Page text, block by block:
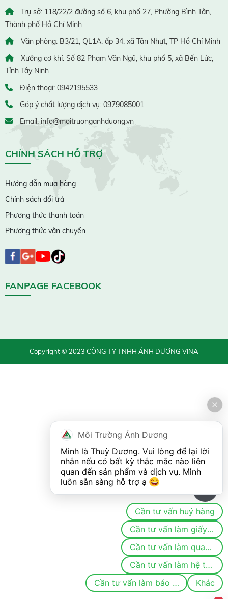
Trụ sở: 118/22/2 đường số 6, khu phố 27, Phường Bình Tân,
Thành phố Hồ Chí Minh
Văn phòng: B3/21, QL1A, ấp 34, xã Tân Nhựt, TP Hồ Chí Minh
Xưởng cơ khí: Số 82 Phạm Văn Ngũ, khu phố 5, xã Bến Lức,
Tỉnh Tây Ninh
Điện thoại: 0942195533
Góp ý chất lượng dịch vụ: 0979085001
Email: info@moitruonganhduong.vn
CHÍNH SÁCH HỖ TRỢ
Hướng dẫn mua hàng
Chính sách đổi trả
Phương thức thanh toán
Phương thức vận chuyển
FANPAGE FACEBOOK
Copyright © 2023 CÔNG TY TNHH ÁNH DƯƠNG VINA
Môi Trường Ánh Dương
Mình là Thuỳ Dương. Vui lòng để lại lời
nhắn nếu có bất kỳ thắc mắc nào liên
quan đến sản phẩm và dịch vụ. Mình
luôn sẵn sàng hỗ trợ ạ
Cần tư vấn huỷ hàng
Cần tư vấn làm giấy phép/đăng ký môi trường
Cần tư vấn làm quan trắc
Cần tư vấn làm hệ thống khí thải/nước thải
Cần tư vấn làm báo cáo
Khác